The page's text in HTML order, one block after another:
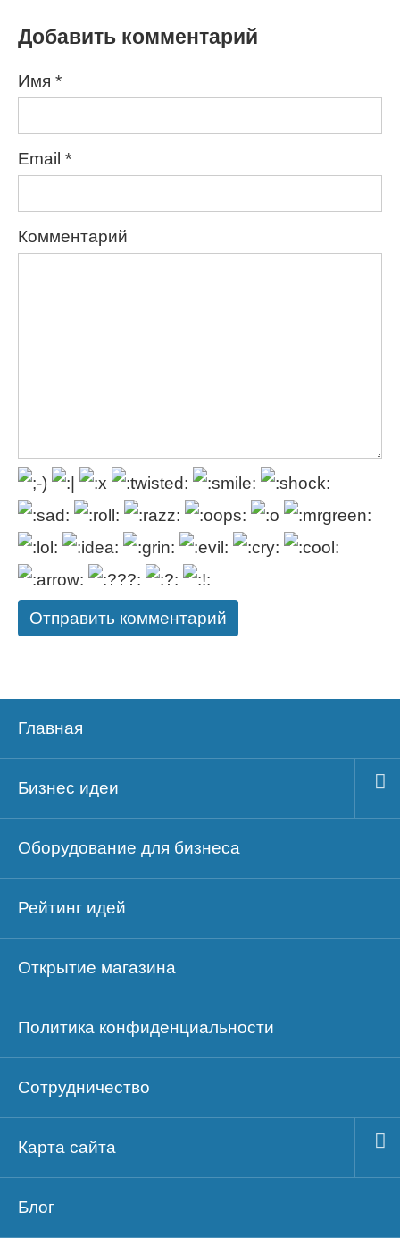
Добавить комментарий
Имя *
Email *
Комментарий
Главная
Бизнес идеи
Оборудование для бизнеса
Рейтинг идей
Открытие магазина
Политика конфиденциальности
Сотрудничество
Карта сайта
Блог